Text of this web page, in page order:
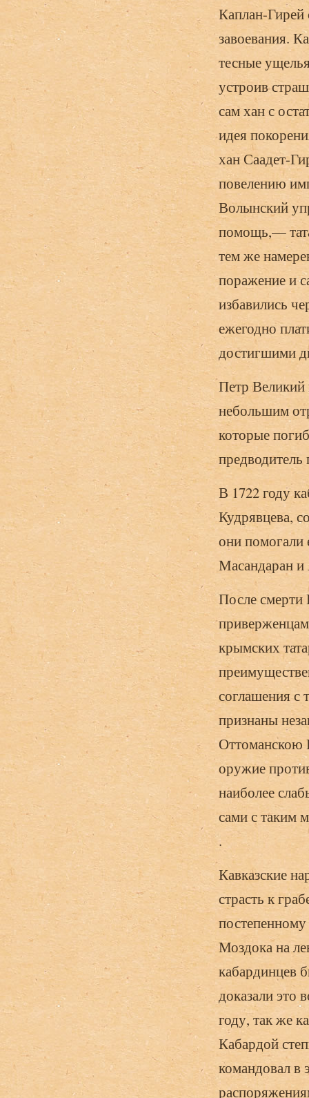
Каплан-
завоевания.
тесные
устроив
сам хан с
идея
хан Саадет-
повелению
Волынский
помощь,—
тем же
поражение и
избавились
ежегодно
достигшими
Петр Великий
небольшим
которые
В 1722 году
Кудрявцева,
они помогали
Масандаран и
После смерти
крымских
соглашения с
признаны
Оттоманскою
оружие
наиболее
сами с таким
.
Кавказские
страсть к
Моздока на
кабардинцев
доказали это
году, так же
Кабардой
командовал в